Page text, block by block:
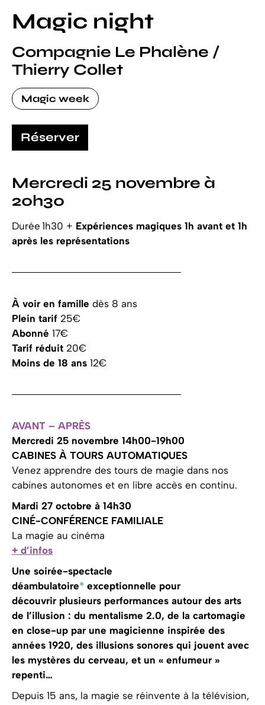
Magic night
Compagnie Le Phalène /
Thierry Collet
Magic week
Réserver
Mercredi 25 novembre à
20h30
Durée 1h30 + Expériences magiques 1h avant et 1h
après les représentations
À voir en famille dès 8 ans
Plein tarif 25€
Abonné 17€
Tarif réduit 20€
Moins de 18 ans 12€
AVANT – APRÈS
Mercredi 25 novembre 14h00-19h00
CABINES À TOURS AUTOMATIQUES
Venez apprendre des tours de magie dans nos
cabines autonomes et en libre accès en continu.
Mardi 27 octobre à 14h30
CINÉ-CONFÉRENCE FAMILIALE
La magie au cinéma
+ d’infos
Une soirée-spectacle
déambulatoire* exceptionnelle pour
découvrir plusieurs performances autour des arts
de l’illusion : du mentalisme 2.0, de la cartomagie
en close-up par une magicienne inspirée des
années 1920, des illusions sonores qui jouent avec
les mystères du cerveau, et un « enfumeur »
repenti…
Depuis 15 ans, la magie se réinvente à la télévision,